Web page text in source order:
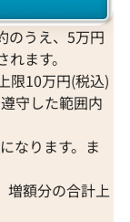
147,000円
2026年3月10日
のうえ、5万円
ます。
限10万円(税込)
守した範囲内
なります。ま
増額分の合計上